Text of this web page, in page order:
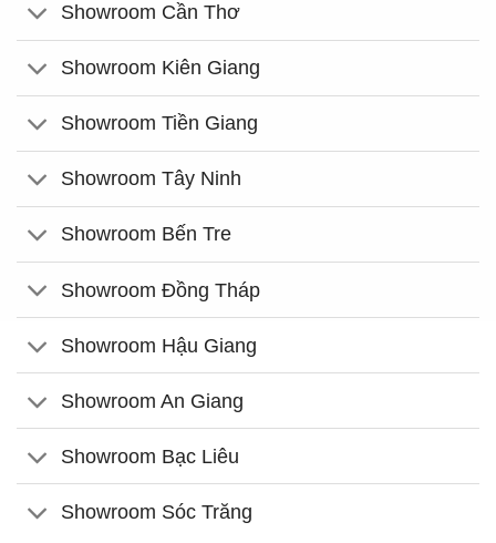
Showroom Cần Thơ
Showroom Kiên Giang
Showroom Tiền Giang
Showroom Tây Ninh
Showroom Bến Tre
Showroom Đồng Tháp
Showroom Hậu Giang
Showroom An Giang
Showroom Bạc Liêu
Showroom Sóc Trăng